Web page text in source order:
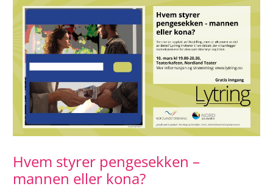
Hvem styrer pengesekken –
mannen eller kona?